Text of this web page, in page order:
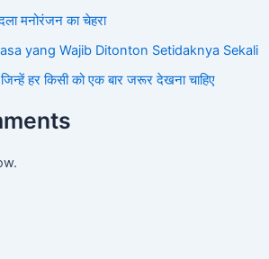
मनोरंजन का चेहरा
yang Wajib Ditonton Setidaknya Sekali
हर किसी को एक बार जरूर देखना चाहिए